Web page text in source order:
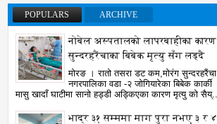
POPULARS ARCHIVE
नोबेल अस्पतालको लापरबाहीका कारण
सुन्दरहरैंचाका बिबेक मृत्यु सँग लड्दै
मोरङ । रातो तसरा डट कम,मोरंग सुन्दरहरैंचा
नगरपालिका वडा -२ जोगियारेका बिबेक कार्की
मासु खादाँ घाटीमा सानो हड्डी अड्किएका कारण मृत्यु को सैय्...
भाद्र ३१ सम्ममा माग पुरा नभए ३ र ४